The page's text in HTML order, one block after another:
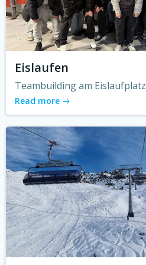
Eislaufen
Teambuilding am Eislaufplatz
Read more